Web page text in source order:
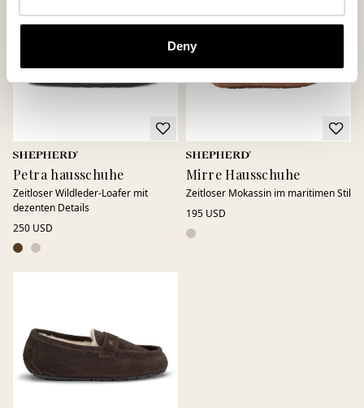
Deny
Petra hausschuhe
Zeitloser Wildleder-Loafer mit
dezenten Details
250 USD
Mirre Hausschuhe
Zeitloser Mokassin im maritimen Stil
195 USD